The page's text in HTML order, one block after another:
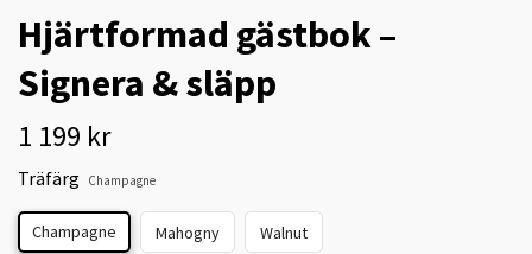
Hjärtformad gästbok –
Signera & släpp
1 199 kr
Träfärg Champagne
Champagne Mahogny Walnut